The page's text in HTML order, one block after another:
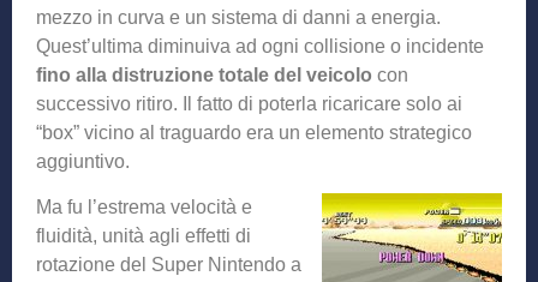
mezzo in curva e un sistema di danni a energia.
Quest’ultima diminuiva ad ogni collisione o incidente
fino alla distruzione totale del veicolo con
successivo ritiro. Il fatto di poterla ricaricare solo ai
“box” vicino al traguardo era un elemento strategico
aggiuntivo.
Ma fu l’estrema velocità e
fluidità, unità agli effetti di
rotazione del Super Nintendo a